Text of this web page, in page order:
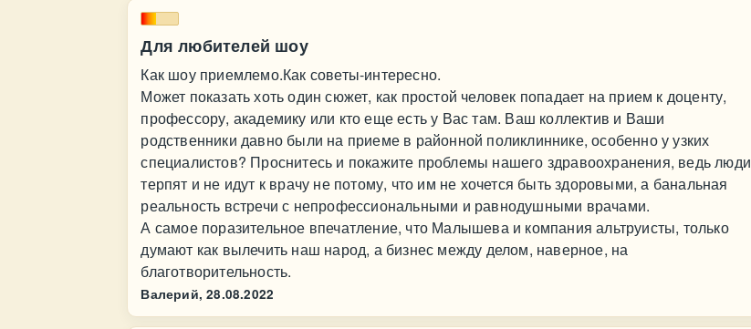
Для любителей шоу
Как шоу приемлемо.Как советы-интересно.
Может показать хоть один сюжет, как простой человек попадает на прием к доценту,
профессору, академику или кто еще есть у Вас там. Ваш коллектив и Ваши
родственники давно были на приеме в районной поликлиннике, особенно у узких
специалистов? Проснитесь и покажите проблемы нашего здравоохранения, ведь люди
терпят и не идут к врачу не потому, что им не хочется быть здоровыми, а банальная
реальность встречи с непрофессиональными и равнодушными врачами.
А самое поразительное впечатление, что Малышева и компания альтруисты, только
думают как вылечить наш народ, а бизнес между делом, наверное, на
благотворительность.
Валерий, 28.08.2022